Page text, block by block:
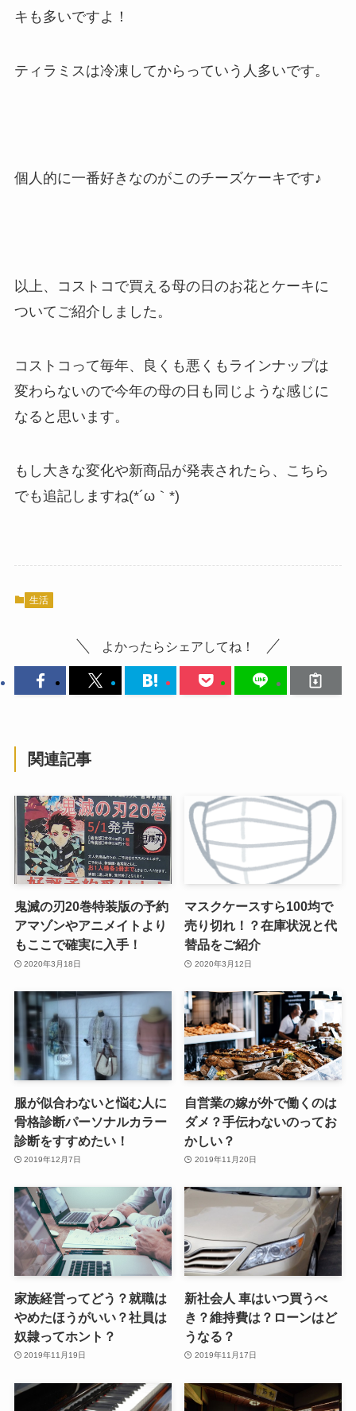
キも多いですよ！
ティラミスは冷凍してからっていう人多いです。
個人的に一番好きなのがこのチーズケーキです♪
以上、コストコで買える母の日のお花とケーキに
ついてご紹介しました。
コストコって毎年、良くも悪くもラインナップは
変わらないので今年の母の日も同じような感じに
なると思います。
もし大きな変化や新商品が発表されたら、こちら
でも追記しますね(*´ω｀*)
生活
よかったらシェアしてね！
関連記事
鬼滅の刃20巻特装版の予約
アマゾンやアニメイトより
もここで確実に入手！
2020年3月18日
マスクケースすら100均で
売り切れ！？在庫状況と代
替品をご紹介
2020年3月12日
服が似合わないと悩む人に
骨格診断パーソナルカラー
診断をすすめたい！
2019年12月7日
自営業の嫁が外で働くのは
ダメ？手伝わないのってお
かしい？
2019年11月20日
家族経営ってどう？就職は
やめたほうがいい？社員は
奴隷ってホント？
2019年11月19日
新社会人 車はいつ買うべ
き？維持費は？ローンはど
うなる？
2019年11月17日